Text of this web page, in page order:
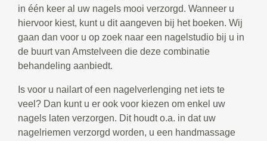
in één keer al uw nagels mooi verzorgd. Wanneer u
hiervoor kiest, kunt u dit aangeven bij het boeken. Wij
gaan dan voor u op zoek naar een nagelstudio bij u in
de buurt van Amstelveen die deze combinatie
behandeling aanbiedt.
Is voor u nailart of een nagelverlenging net iets te
veel? Dan kunt u er ook voor kiezen om enkel uw
nagels laten verzorgen. Dit houdt o.a. in dat uw
nagelriemen verzorgd worden, u een handmassage